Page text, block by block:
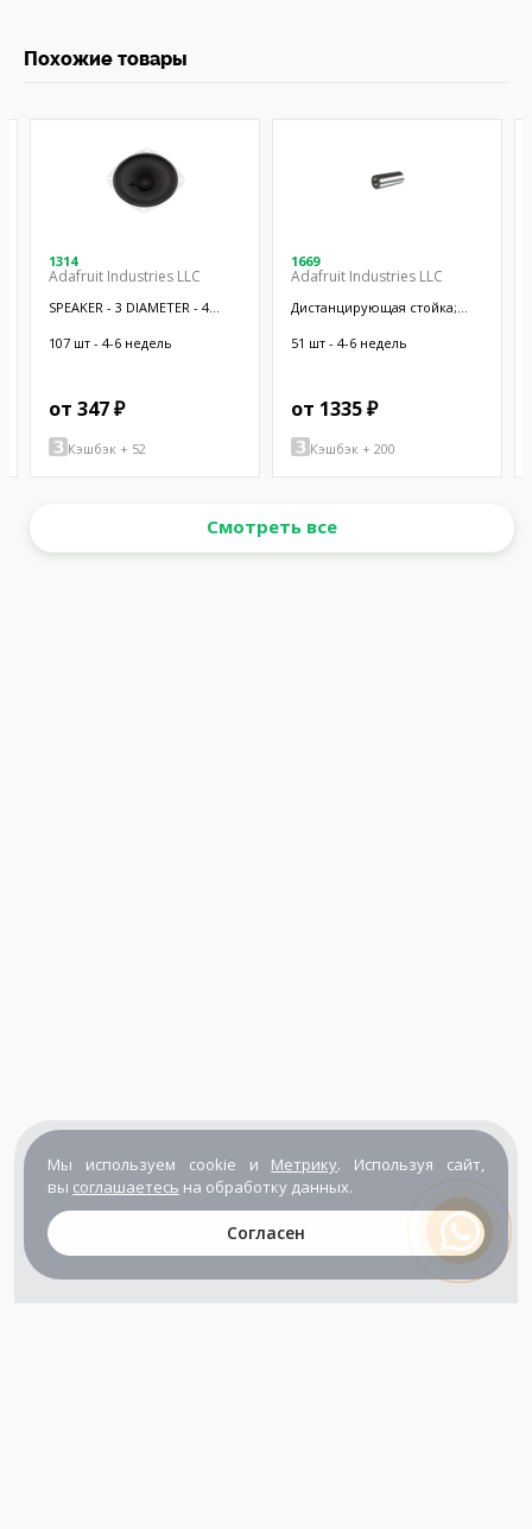
Похожие товары
1314
Adafruit Industries LLC
SPEAKER - 3 DIAMETER - 4
107 шт - 4-6 недель
от 347 ₽
Кэшбэк + 52
1669
Adafruit Industries LLC
Дистанцирующая стойка;
латунь; никель
51 шт - 4-6 недель
от 1335 ₽
Кэшбэк + 200
Смотреть все
Мы используем cookie и Метрику. Используя сайт,
вы соглашаетесь на обработку данных.
Согласен